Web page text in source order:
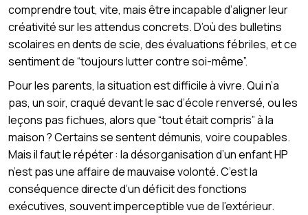
comprendre tout, vite, mais être incapable d’aligner leur
créativité sur les attendus concrets. D’où des bulletins
scolaires en dents de scie, des évaluations fébriles, et ce
sentiment de “toujours lutter contre soi-même”.
Pour les parents, la situation est difficile à vivre. Qui n’a
pas, un soir, craqué devant le sac d’école renversé, ou les
leçons pas fichues, alors que “tout était compris” à la
maison ? Certains se sentent démunis, voire coupables.
Mais il faut le répéter : la désorganisation d’un enfant HP
n’est pas une affaire de mauvaise volonté. C’est la
conséquence directe d’un déficit des fonctions
exécutives, souvent imperceptible vue de l’extérieur.